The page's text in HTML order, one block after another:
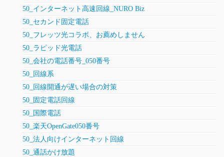
50_インターネット高速回線_NURO Biz
50_セカンド固定電話
50_フレッツ光コラボ、お薦めしません
50_ラピッド光電話
50_会社の電話番号_050番号
50_回線系
50_回線開通が遅い場合の対策
50_固定電話回線
50_国際電話
50_楽天OpenGate050番号
50_法人向けインターネット回線
50_通話かけ放題